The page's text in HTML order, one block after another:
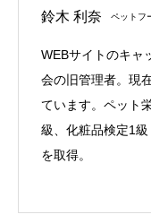
鈴木 利奈 ペットフ
WEBサイトのキャ
会の旧管理者。現
ています。ペット
級、化粧品検定1
を取得。